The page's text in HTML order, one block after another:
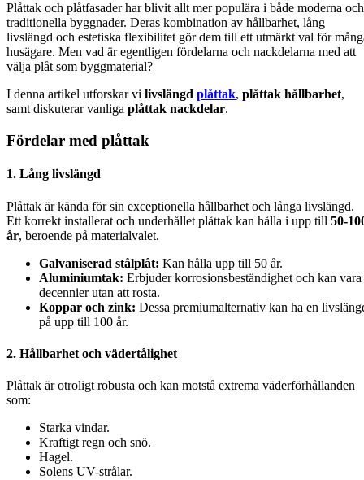
Plåttak och plåtfasader har blivit allt mer populära i både moderna och
traditionella byggnader. Deras kombination av hållbarhet, lång
livslängd och estetiska flexibilitet gör dem till ett utmärkt val för
husägare. Men vad är egentligen fördelarna och nackdelarna med att
välja plåt som byggmaterial?
I denna artikel utforskar vi livslängd plåttak, plåttak hållbarhet,
samt diskuterar vanliga plåttak nackdelar.
Fördelar med plåttak
1. Lång livslängd
Plåttak är kända för sin exceptionella hållbarhet och långa livslängd.
Ett korrekt installerat och underhållet plåttak kan hålla i upp till 50-
år, beroende på materialvalet.
Galvaniserad stålplåt: Kan hålla upp till 50 år.
Aluminiumtak: Erbjuder korrosionsbeständighet och kan
decennier utan att rosta.
Koppar och zink: Dessa premiumalternativ kan ha en
på upp till 100 år.
2. Hållbarhet och vädertålighet
Plåttak är otroligt robusta och kan motstå extrema väderförhållanden
som:
Starka vindar.
Kraftigt regn och snö.
Hagel.
Solens UV-strålar.